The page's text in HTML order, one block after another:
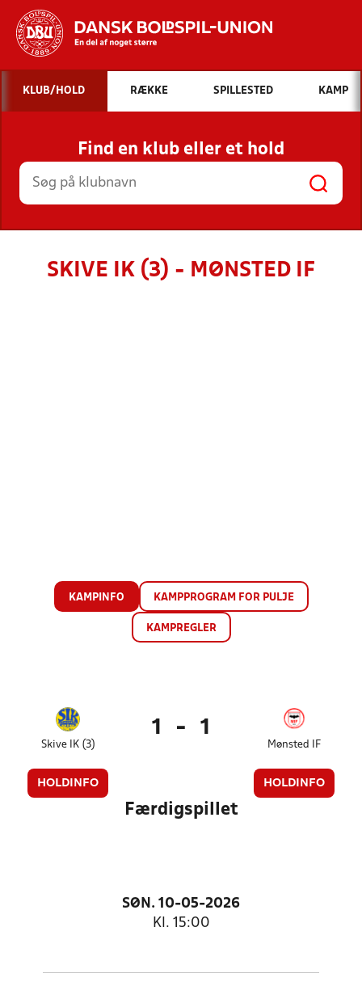
Hvad vil du søge efter?
INDHOLD OG NYHEDER
STILLINGER, RESULTATER, KLUBBER OG
HOLD
KLUB/HOLD RÆKKE SPILLESTED KAMP
Find en klub eller et hold
SKIVE IK (3) - MØNSTED IF
KAMPINFO KAMPPROGRAM FOR PULJE
KAMPREGLER
Skive IK (3)
HOLDINFO
1 - 1
Mønsted IF
HOLDINFO
Færdigspillet
SØN. 10-05-2026
Kl. 15:00